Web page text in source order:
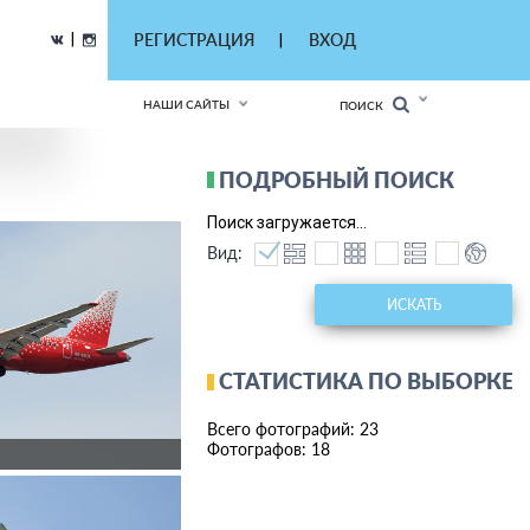
РЕГИСТРАЦИЯ ВХОД
НАШИ САЙТЫ ПОИСК
ПОДРОБНЫЙ ПОИСК
Поиск загружается...
Вид:
ИСКАТЬ
СТАТИСТИКА ПО ВЫБОРКЕ
Всего фотографий: 23
Фотографов: 18